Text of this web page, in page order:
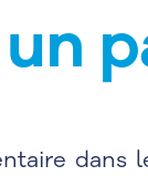
dans